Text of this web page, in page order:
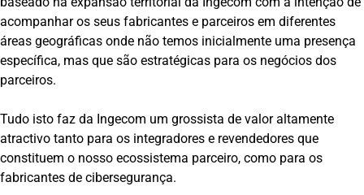
acompanhar os seus fabricantes e parceiros em diferentes
áreas geográficas onde não temos inicialmente uma presença
específica, mas que são estratégicas para os negócios dos
parceiros.
Tudo isto faz da Ingecom um grossista de valor altamente
atractivo tanto para os integradores e revendedores que
constituem o nosso ecossistema parceiro, como para os
fabricantes de cibersegurança.